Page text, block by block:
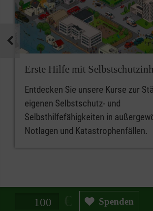
Erste Hilfe mit
Entdecken Sie unsere Kurse zur
eigenen Selbstschutz- und
Selbsthilfefähigkeiten in
Notlagen und Katastrophenfällen.
Spendenbetrag in Euro Spenden